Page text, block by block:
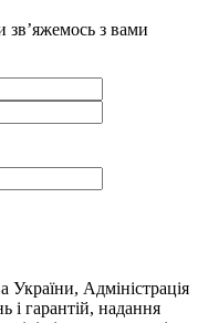
зв’яжемось з вами
України, Адміністрація
і гарантій, надання